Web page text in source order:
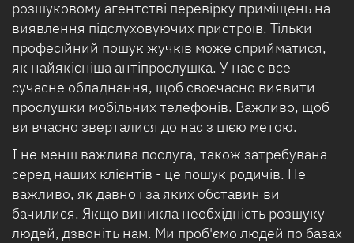
розшуковому агентстві перевірку приміщень на
виявлення підслуховуючих пристроїв. Тільки
професійний пошук жучків може сприйматися,
як найякісніша антіпрослушка. У нас є все
сучасне обладнання, щоб своєчасно виявити
прослушки мобільних телефонів. Важливо, щоб
ви вчасно зверталися до нас з цією метою.
І не менш важлива послуга, також затребувана
серед наших клієнтів - це пошук родичів. Не
важливо, як давно і за яких обставин ви
бачилися. Якщо виникла необхідність розшуку
людей, дзвоніть нам. Ми проб'ємо людей по базах